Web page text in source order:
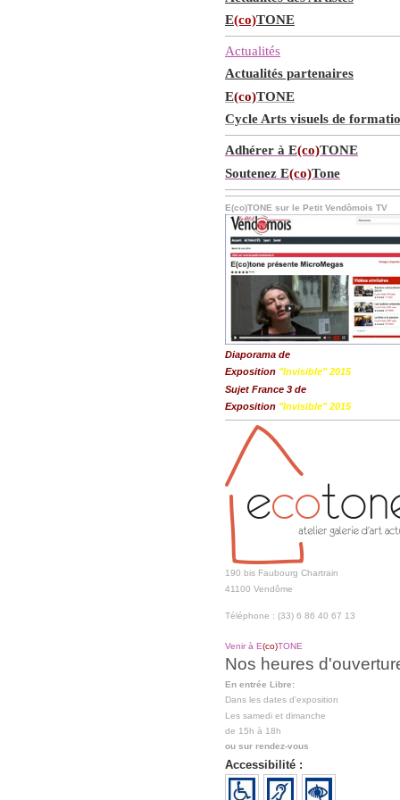
E(co)TONE
Actualités
Actualités partenaires
E(co)TONE
Cycle Arts visuels de
Adhérer à E(co)TONE
Soutenez E(co)Tone
E(co)TONE sur le Petit Vendômois TV
Diaporama de
Exposition "Invisible" 2015
Sujet France 3 de
Exposition "Invisible" 2015
190 bis Faubourg Chartrain
41100 Vendôme
Téléphone : (33) 6 86 40 67 13
Venir à E(co)TONE
Nos heures
En entrée Libre:
Dans les dates d'exposition
Les samedi et dimanche
de 15h à 18h
ou sur rendez-vous
Accessibilité :